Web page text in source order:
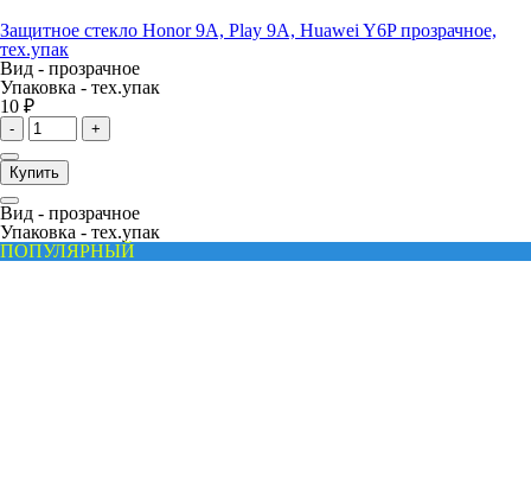
Защитное стекло Honor 9A, Play 9A, Huawei Y6P прозрачное,
тех.упак
Вид - прозрачное
Упаковка - тех.упак
10 ₽
- +
Купить
Вид - прозрачное
Упаковка - тех.упак
ПОПУЛЯРНЫЙ